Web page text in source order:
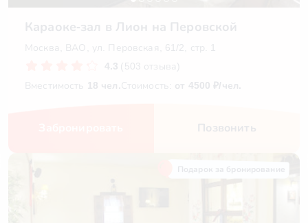
Караоке-зал в Лион на Перовской
Москва, ВАО, ул. Перовская, 61/2, стр. 1
4.3 (503 отзыва)
Вместимость
18 чел.Стоимость: от 4500 ₽/чел.
Позвонить